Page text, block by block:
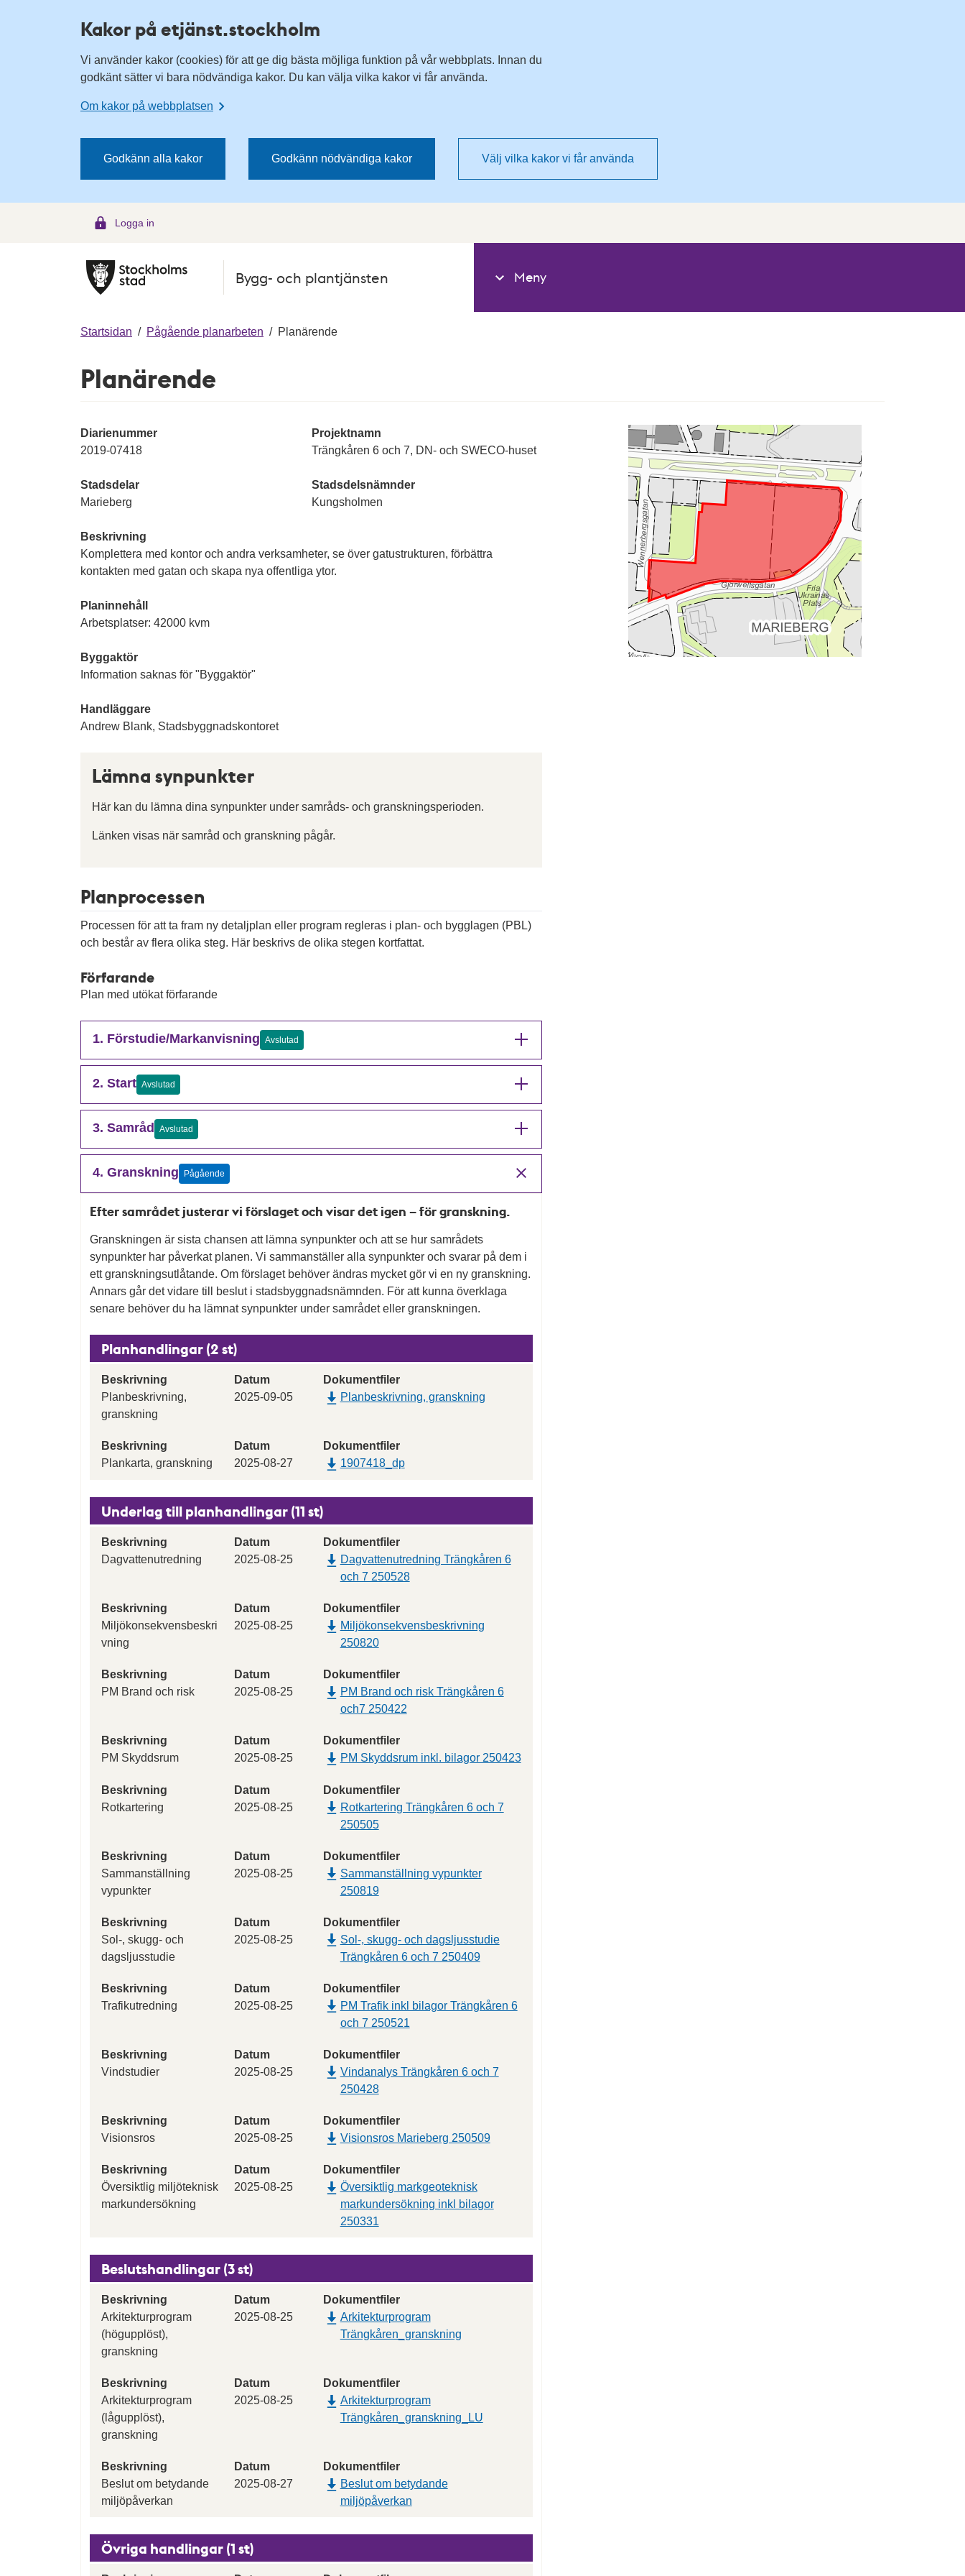
Kakor på etjänst.stockholm
Vi använder kakor (cookies) för att ge dig bästa möjliga funktion på vår webbplats. Innan du
godkänt sätter vi bara nödvändiga kakor. Du kan välja vilka kakor vi får använda.
Om kakor på webbplatsen
Godkänn alla kakor Godkänn nödvändiga kakor Välj vilka kakor vi får använda
Logga in
Bygg- och plantjänsten Meny
Startsidan / Pågående planarbeten / Planärende
Planärende
Diarienummer
2019-07418
Projektnamn
Trängkåren 6 och 7, DN- och SWECO-huset
Stadsdelar
Marieberg
Stadsdelsnämnder
Kungsholmen
Beskrivning
Komplettera med kontor och andra verksamheter, se över gatustrukturen, förbättra
kontakten med gatan och skapa nya offentliga ytor.
Planinnehåll
Arbetsplatser: 42000 kvm
Byggaktör
Information saknas för "Byggaktör"
Handläggare
Andrew Blank, Stadsbyggnadskontoret
Lämna synpunkter
Här kan du lämna dina synpunkter under samråds- och granskningsperioden.
Länken visas när samråd och granskning pågår.
Planprocessen
Processen för att ta fram ny detaljplan eller program regleras i plan- och bygglagen (PBL)
och består av flera olika steg. Här beskrivs de olika stegen kortfattat.
Förfarande
Plan med utökat förfarande
1. Förstudie/Markanvisning Avslutad
2. Start Avslutad
3. Samråd Avslutad
4. Granskning Pågående
Efter samrådet justerar vi förslaget och visar det igen – för granskning.
Granskningen är sista chansen att lämna synpunkter och att se hur samrådets
synpunkter har påverkat planen. Vi sammanställer alla synpunkter och svarar på dem i
ett granskningsutlåtande. Om förslaget behöver ändras mycket gör vi en ny granskning.
Annars går det vidare till beslut i stadsbyggnadsnämnden. För att kunna överklaga
senare behöver du ha lämnat synpunkter under samrådet eller granskningen.
Planhandlingar (2 st)
Beskrivning
Planbeskrivning,
granskning
Datum
2025-09-05
Dokumentfiler
Planbeskrivning, granskning
Beskrivning
Plankarta, granskning
Datum
2025-08-27
Dokumentfiler
1907418_dp
Underlag till planhandlingar (11 st)
Beskrivning
Dagvattenutredning
Datum
2025-08-25
Dokumentfiler
Dagvattenutredning Trängkåren 6
och 7 250528
Beskrivning
Miljökonsekvensbeskri
vning
Datum
2025-08-25
Dokumentfiler
Miljökonsekvensbeskrivning
250820
Beskrivning
PM Brand och risk
Datum
2025-08-25
Dokumentfiler
PM Brand och risk Trängkåren 6
och7 250422
Beskrivning
PM Skyddsrum
Datum
2025-08-25
Dokumentfiler
PM Skyddsrum inkl. bilagor 250423
Beskrivning
Rotkartering
Datum
2025-08-25
Dokumentfiler
Rotkartering Trängkåren 6 och 7
250505
Beskrivning
Sammanställning
vypunkter
Datum
2025-08-25
Dokumentfiler
Sammanställning vypunkter
250819
Beskrivning
Sol-, skugg- och
dagsljusstudie
Datum
2025-08-25
Dokumentfiler
Sol-, skugg- och dagsljusstudie
Trängkåren 6 och 7 250409
Beskrivning
Trafikutredning
Datum
2025-08-25
Dokumentfiler
PM Trafik inkl bilagor Trängkåren 6
och 7 250521
Beskrivning
Vindstudier
Datum
2025-08-25
Dokumentfiler
Vindanalys Trängkåren 6 och 7
250428
Beskrivning
Visionsros
Datum
2025-08-25
Dokumentfiler
Visionsros Marieberg 250509
Beskrivning
Översiktlig miljöteknisk
markundersökning
Datum
2025-08-25
Dokumentfiler
Översiktlig markgeoteknisk
markundersökning inkl bilagor
250331
Beslutshandlingar (3 st)
Beskrivning
Arkitekturprogram
(högupplöst),
granskning
Datum
2025-08-25
Dokumentfiler
Arkitekturprogram
Trängkåren_granskning
Beskrivning
Arkitekturprogram
(lågupplöst),
granskning
Datum
2025-08-25
Dokumentfiler
Arkitekturprogram
Trängkåren_granskning_LU
Beskrivning
Beslut om betydande
miljöpåverkan
Datum
2025-08-27
Dokumentfiler
Beslut om betydande
miljöpåverkan
Övriga handlingar (1 st)